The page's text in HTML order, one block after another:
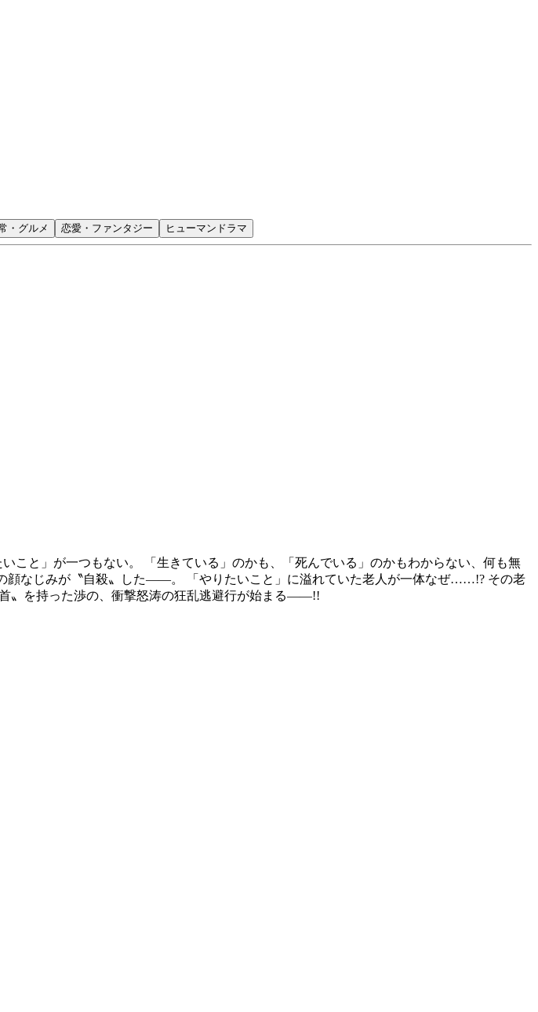
・グルメ 恋愛・ファンタジー ヒューマンドラマ
こと」が一つもない。 「生きている」のかも、「死んでいる」のかもわからない、何も無
顔なじみが〝自殺〟した――。 「やりたいこと」に溢れていた老人が一体なぜ……!? その老
〟を持った渉の、衝撃怒涛の狂乱逃避行が始まる――!!